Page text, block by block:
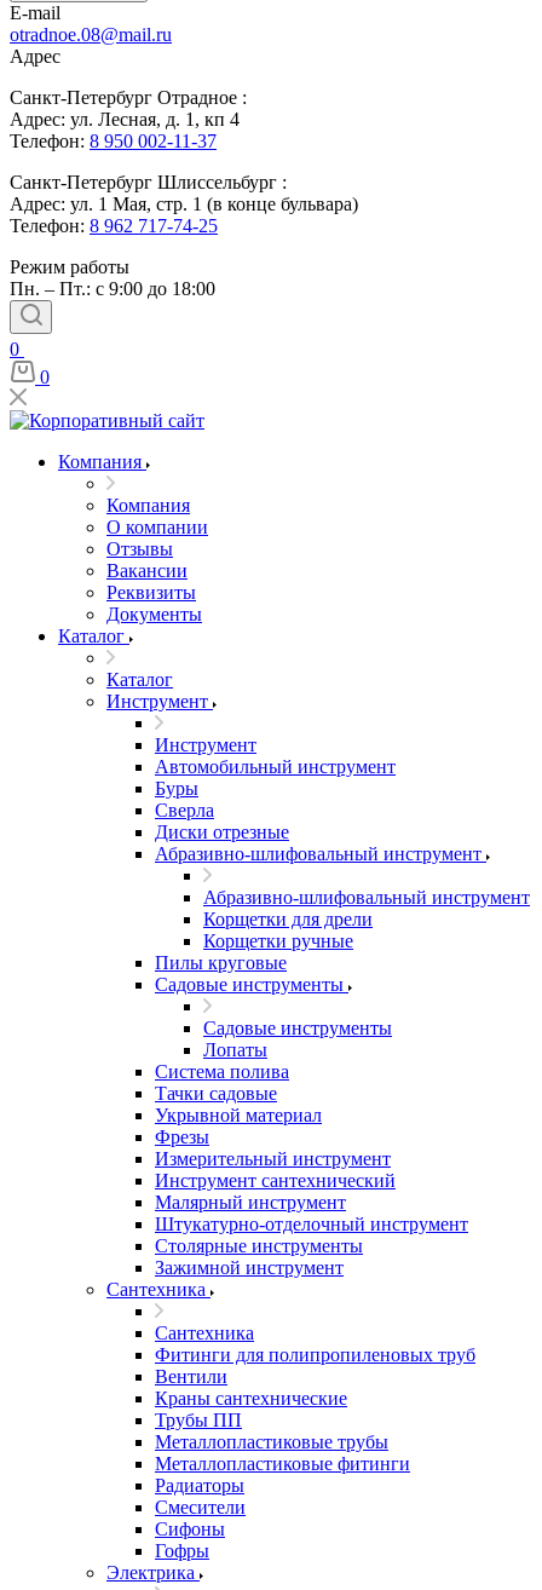
E-mail
otradnoe.08@mail.ru
Адрес
Санкт-Петербург Отрадное :
Адрес: ул. Лесная, д. 1, кп 4
Телефон: 8 950 002-11-37
Санкт-Петербург Шлиссельбург :
Адрес: ул. 1 Мая, стр. 1 (в конце бульвара)
Телефон: 8 962 717-74-25
Режим работы
Пн. – Пт.: с 9:00 до 18:00
0
0
Компания
Компания
О компании
Отзывы
Вакансии
Реквизиты
Документы
Каталог
Каталог
Инструмент
Инструмент
Автомобильный инструмент
Буры
Сверла
Диски отрезные
Абразивно-шлифовальный инструмент
Абразивно-шлифовальный инструмент
Корщетки для дрели
Корщетки ручные
Пилы круговые
Садовые инструменты
Садовые инструменты
Лопаты
Система полива
Тачки садовые
Укрывной материал
Фрезы
Измерительный инструмент
Инструмент сантехнический
Малярный инструмент
Штукатурно-отделочный инструмент
Cтолярные инструменты
Зажимной инструмент
Сантехника
Сантехника
Фитинги для полипропиленовых труб
Вентили
Краны сантехнические
Трубы ПП
Металлопластиковые трубы
Металлопластиковые фитинги
Радиаторы
Смесители
Сифоны
Гофры
Электрика